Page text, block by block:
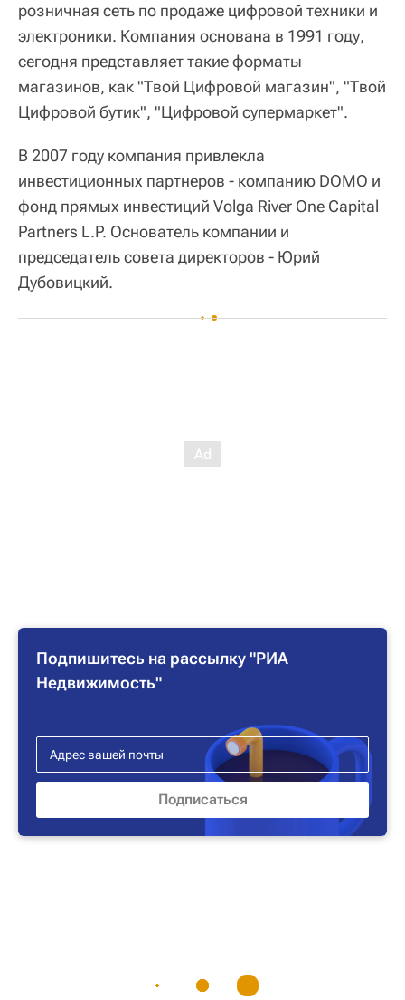
розничная сеть по продаже цифровой техники и
электроники. Компания основана в 1991 году,
сегодня представляет такие форматы
магазинов, как "Твой Цифровой магазин", "Твой
Цифровой бутик", "Цифровой супермаркет".
В 2007 году компания привлекла
инвестиционных партнеров - компанию DOMO и
фонд прямых инвестиций Volga River One Capital
Partners L.P. Основатель компании и
председатель совета директоров - Юрий
Дубовицкий.
Подпишитесь на рассылку "РИА
Недвижимость"